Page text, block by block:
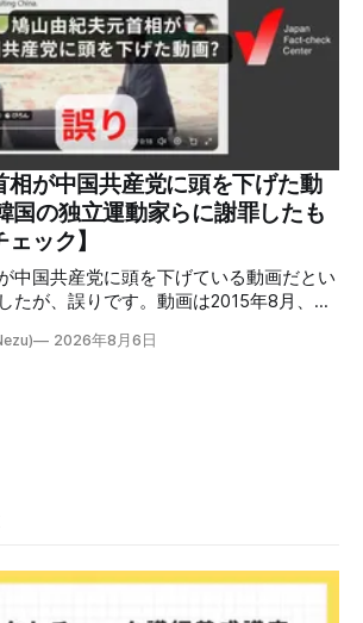
スエンジンやガスタービンで発電し、排
用する「ガスコージェネレーション」が
した（例1、例2）。 検証する理由
グツールMeltwaterで調べると、これら
少なくとも合計194万回を超えている。
て、さまざまな根拠不明の情報が飛び交
ル熊本の爆発
16時27分ごろ、熊本県で震度7の地震が
ごろ、嘉島町のショッピングセンター
相が中国共産党に頭を下げた動
国の独立運動家らに謝罪したも
ック】
中国共産党に頭を下げている動画だとい
たが、誤りです。動画は2015年8月、鳩
た映像です。中国共産党に対して頭を下
ます」などの英語の指摘もあるが、「日
2026年8月6日